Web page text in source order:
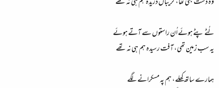
لُٹے پٹے ہوئے اُن راستوں سے آتے ہوئے
یہ سب زمین تھی، آفت رسیدہ ہم ہی نہ تھے
ہمارے ساتھ کِھلے، ہم پہ مسکرانے لگے